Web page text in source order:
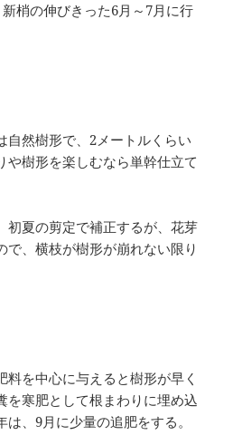
梢の伸びきった6月～7月に行
自然樹形で、2メートルくらい
や樹形を楽しむなら単幹仕立て
初夏の剪定で補正するが、花芽
で、横枝が樹形が崩れない限り
を中心に与えると樹形が早く
を寒肥として根まわりに埋め込
、9月に少量の追肥をする。